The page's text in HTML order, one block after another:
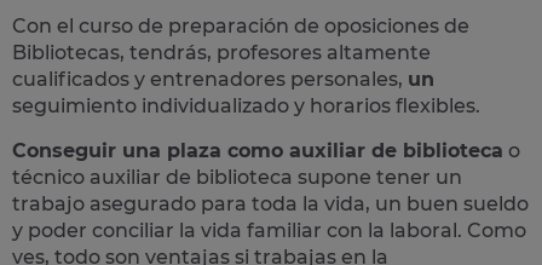
Con el curso de preparación de oposiciones de
Bibliotecas, tendrás, profesores altamente
cualificados y entrenadores personales, un
seguimiento individualizado y horarios flexibles.
Conseguir una plaza como auxiliar de biblioteca o
técnico auxiliar de biblioteca supone tener un
trabajo asegurado para toda la vida, un buen sueldo
y poder conciliar la vida familiar con la laboral. Como
ves, todo son ventajas si trabajas en la